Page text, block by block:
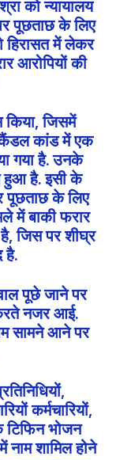
को न्यायालय
पूछताछ के लिए
हिरासत में लेकर
आरोपियों की
जिसमें
कांड में एक
गया है. उनके
हुआ है. इसी के
पूछताछ के लिए
में बाकी फरार
जिस पर शीघ्र
है.
पूछे जाने पर
नजर आई.
सामने आने पर
कर्मचारियों,
भोजन
शामिल होने